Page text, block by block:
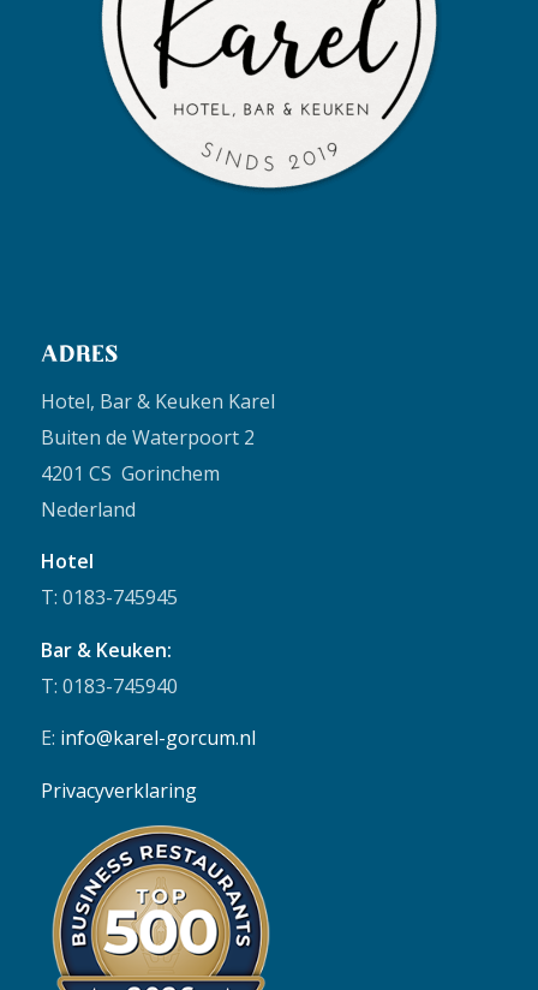
ADRES
Hotel, Bar & Keuken Karel
Buiten de Waterpoort 2
4201 CS Gorinchem
Nederland
Hotel
T: 0183-745945
Bar & Keuken:
T: 0183-745940
E: info@karel-gorcum.nl
Privacyverklaring